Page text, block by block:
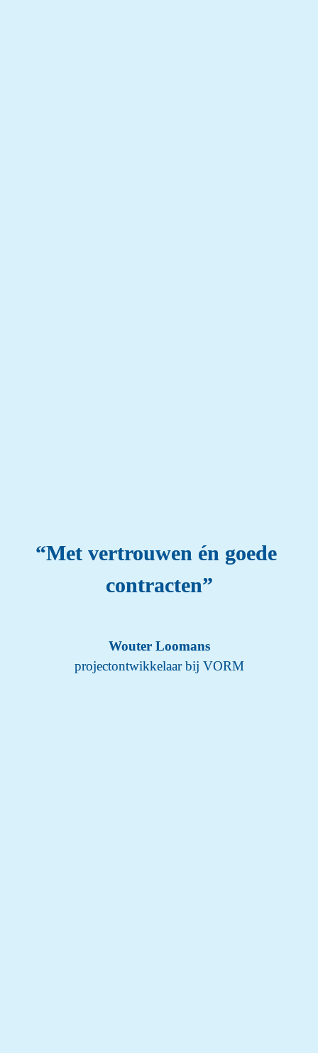
“Met vertrouwen én goede
contracten”
Wouter Loomans
projectontwikkelaar bij VORM